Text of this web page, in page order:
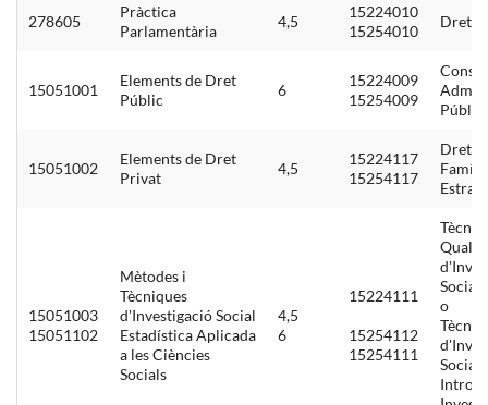
278605
Pràctica
Parlamentària
4,5
15224010
15254010
Drets
15051001
Elements de Dret
Públic
6
15224009
15254009
15051002
Elements de Dret
Privat
4,5
15224117
15254117
Dret
15051003
15051102
Mètodes i
Tècniques
d'Investigació Social
Estadística Aplicada
a les Ciències
Socials
4,5
6
15224111
15254112
15254111
Social
o
Social